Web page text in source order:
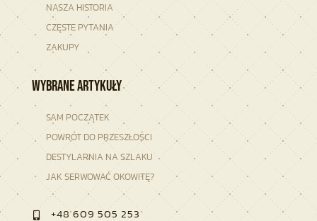
NASZA HISTORIA
CZĘSTE PYTANIA
ZAKUPY
Wybrane artykuły
SAM POCZĄTEK
POWRÓT DO PRZESZŁOŚCI
DESTYLARNIA NA SZLAKU
JAK SERWOWAĆ OKOWITĘ?
 +48 609 505 253